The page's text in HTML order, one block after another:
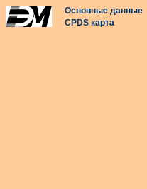
Основные данные
CPDS карта